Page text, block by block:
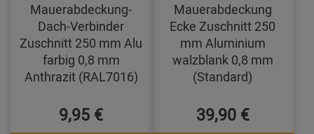
Mauerabdeckung-
Dach-Verbinder
Zuschnitt 250 mm Alu
farbig 0,8 mm
Anthrazit (RAL7016)
9,95 €
Mauerabdeckung
Ecke Zuschnitt 250
mm Aluminium
walzblank 0,8 mm
(Standard)
39,90 €